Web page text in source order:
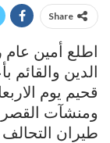
Share
اطلع أمين
الدين
قحيم يوم
ومنشآت
طيران